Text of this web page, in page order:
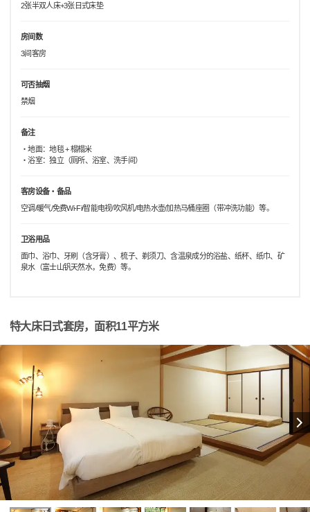
2张半双人床+3张日式床垫
房间数
3间客房
可否抽烟
禁烟
备注
・地面：地毯 + 榻榻米
・浴室：独立（厕所、浴室、洗手间）
客房设备・备品
空调/暖气/免费Wi-Fi/智能电视/吹风机/电热水壶/加热马桶座圈（带冲洗功能）等。
卫浴用品
面巾、浴巾、牙刷（含牙膏）、梳子、剃须刀、含温泉成分的浴盐、纸杯、纸巾、矿
泉水（富士山钒天然水，免费）等。
特大床日式套房，面积11平方米